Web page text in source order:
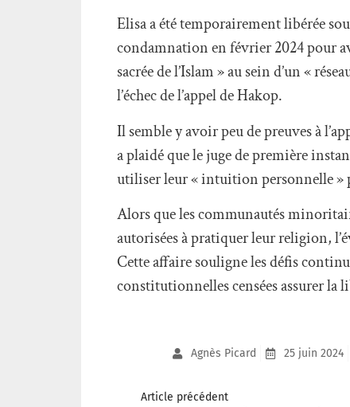
Elisa a été temporairement libérée
condamnation en février 2024 pour
sacrée de l’Islam » au sein d’un «
l’échec de l’appel de Hakop.
Il semble y avoir peu de preuves à
a plaidé que le juge de première
utiliser leur « intuition personnelle »
Alors que les communautés
autorisées à pratiquer leur religion,
Cette affaire souligne les défis
constitutionnelles censées assurer la
Agnès Picard 25 juin 2024
Article précédent